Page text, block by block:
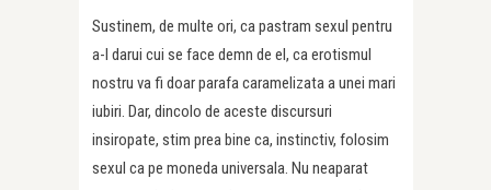
Sustinem, de multe ori, ca pastram sexul pentru
a-l darui cui se face demn de el, ca erotismul
nostru va fi doar parafa caramelizata a unei mari
iubiri. Dar, dincolo de aceste discursuri
insiropate, stim prea bine ca, instinctiv, folosim
sexul ca pe moneda universala. Nu neaparat